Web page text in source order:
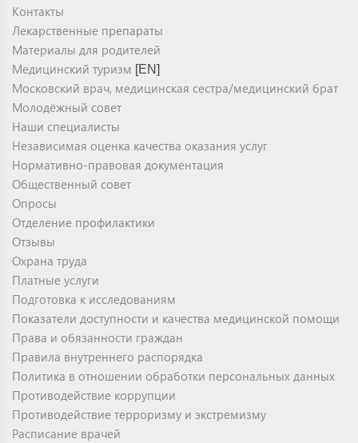
Контакты
Лекарственные препараты
Материалы для родителей
Медицинский туризм [EN]
Московский врач, медицинская сестра/медицинский брат
Молодёжный совет
Наши специалисты
Независимая оценка качества оказания услуг
Нормативно-правовая документация
Общественный совет
Опросы
Отделение профилактики
Отзывы
Охрана труда
Платные услуги
Подготовка к исследованиям
Показатели доступности и качества медицинской помощи
Права и обязанности граждан
Правила внутреннего распорядка
Политика в отношении обработки персональных данных
Противодействие коррупции
Противодействие терроризму и экстремизму
Расписание врачей